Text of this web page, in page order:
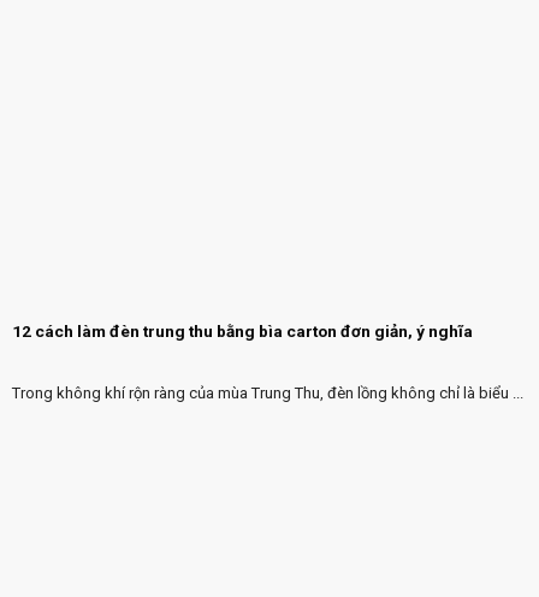
12 cách làm đèn trung thu bằng bìa carton đơn giản, ý nghĩa
Trong không khí rộn ràng của mùa Trung Thu, đèn lồng không chỉ là biểu ...